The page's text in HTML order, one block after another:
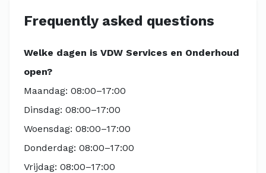
Frequently asked questions
Welke dagen is VDW Services en Onderhoud
open?
Maandag: 08:00–17:00
Dinsdag: 08:00–17:00
Woensdag: 08:00–17:00
Donderdag: 08:00–17:00
Vrijdag: 08:00–17:00